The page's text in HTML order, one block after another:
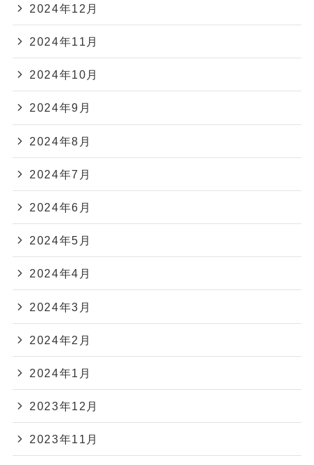
2024年12月
2024年11月
2024年10月
2024年9月
2024年8月
2024年7月
2024年6月
2024年5月
2024年4月
2024年3月
2024年2月
2024年1月
2023年12月
2023年11月